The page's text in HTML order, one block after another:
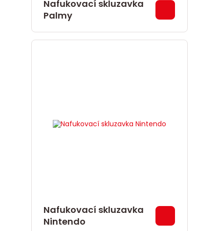
Nafukovací skluzavka
Palmy
Nafukovací skluzavka
Nintendo